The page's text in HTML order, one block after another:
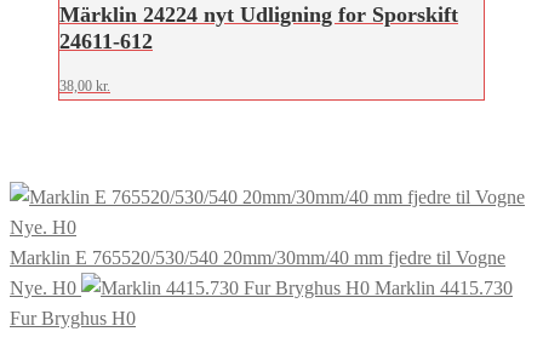
Märklin 24224 nyt Udligning for Sporskift
24611-612
38,00 kr.
Marklin E 765520/530/540 20mm/30mm/40 mm fjedre til Vogne
Nye. H0
Marklin 4415.730
Fur Bryghus H0